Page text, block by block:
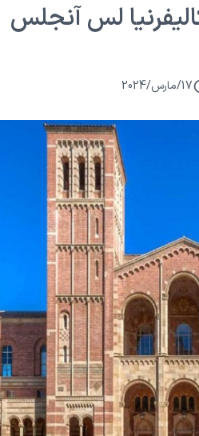
لس آنجلس
17
/مارس/
2024